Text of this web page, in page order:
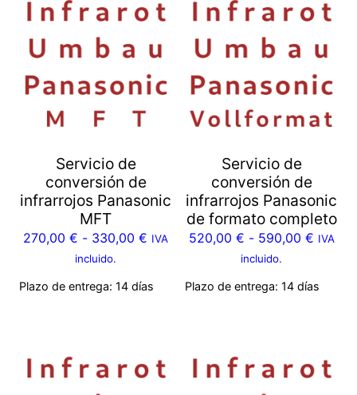
Servicio de
conversión de
infrarrojos Panasonic
MFT
270,00 € - 330,00 € IVA
incluido.
Plazo de entrega: 14 días
Servicio de
conversión de
infrarrojos Panasonic
de formato completo
520,00 € - 590,00 € IVA
incluido.
Plazo de entrega: 14 días